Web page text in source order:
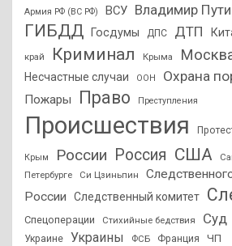
Армия РФ (ВС РФ) ВСУ Владимир
ГИБДД Госдумы ДПС ДТП
край Криминал Крыма
Несчастные случаи ООН Охрана
Пожары Право Преступления
Происшествия
Крым России Россия США
Петербурге
Си Цзиньпин
России
Следственный комитет
Спецоперации Стихийные бедствия Суд
Украине Украины ФСБ Франция ЧП